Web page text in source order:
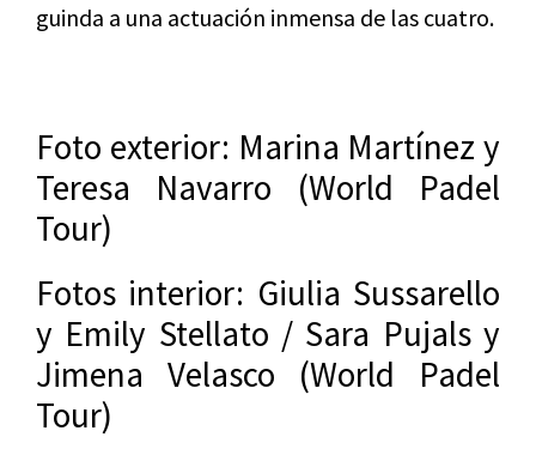
guinda a una actuación inmensa de las cuatro.
Foto exterior: Marina Martínez y
Teresa Navarro (World Padel
Tour)
Fotos interior: Giulia Sussarello
y Emily Stellato / Sara Pujals y
Jimena Velasco (World Padel
Tour)